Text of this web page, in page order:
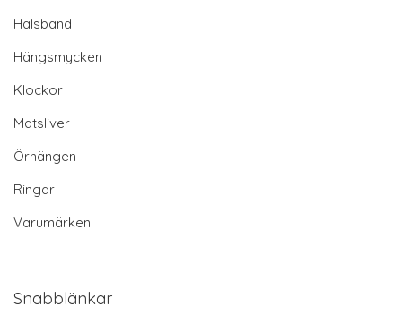
Halsband
Hängsmycken
Klockor
Matsliver
Örhängen
Ringar
Varumärken
Snabblänkar